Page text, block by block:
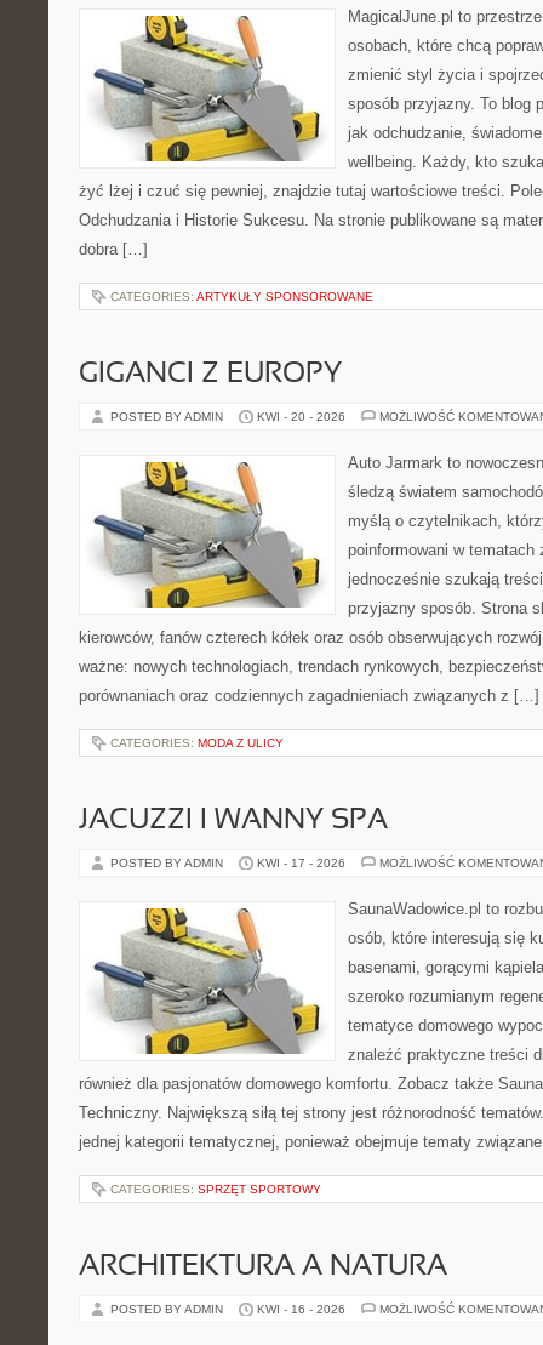
MagicalJune.pl to
osobach, które chcą
zmienić styl życia i
sposób przyjazny. To blog
jak odchudzanie,
wellbeing. Każdy, kto
żyć lżej i czuć się pewniej, znajdzie tutaj wartościowe treści.
Odchudzania i Historie Sukcesu. Na stronie publikowane są
dobra […]
CATEGORIES: ARTYKUŁY SPONSOROWANE
GIGANCI Z EUROPY
POSTED BY ADMIN KWI - 20 - 2026 MOŻLIWOŚĆ
Auto Jarmark to
śledzą światem
myślą o czytelnikach,
poinformowani w
jednocześnie szukają
przyjazny sposób. Strona
kierowców, fanów czterech kółek oraz osób obserwujących
ważne: nowych technologiach, trendach rynkowych,
porównaniach oraz codziennych zagadnieniach związanych z […]
CATEGORIES: MODA Z ULICY
JACUZZI I WANNY SPA
POSTED BY ADMIN KWI - 17 - 2026 MOŻLIWOŚĆ
SaunaWadowice.pl to
osób, które interesują się
basenami, gorącymi
szeroko rozumianym
tematyce domowego
znaleźć praktyczne treści
również dla pasjonatów domowego komfortu. Zobacz także
Techniczny. Największą siłą tej strony jest różnorodność
jednej kategorii tematycznej, ponieważ obejmuje tematy
CATEGORIES: SPRZĘT SPORTOWY
ARCHITEKTURA A NATURA
POSTED BY ADMIN KWI - 16 - 2026 MOŻLIWOŚĆ